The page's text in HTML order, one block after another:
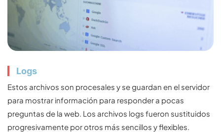
Logs
Estos archivos son procesales y se guardan en el servidor
para mostrar información para responder a pocas
preguntas de la web. Los archivos logs fueron sustituidos
progresivamente por otros más sencillos y flexibles.